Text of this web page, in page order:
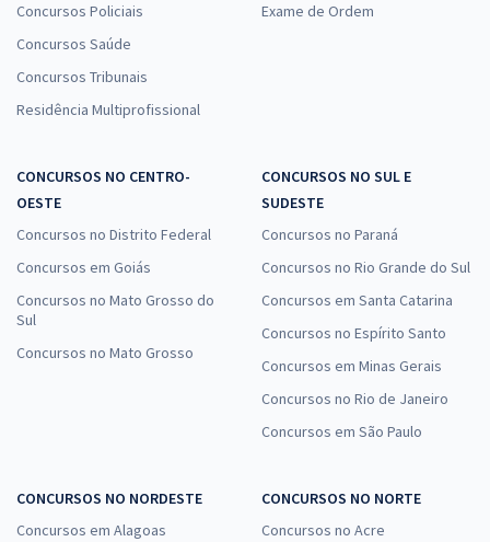
Concursos Policiais
Concursos Saúde
Concursos Tribunais
Residência Multiprofissional
Exame de Ordem
CONCURSOS NO CENTRO-
OESTE
Concursos no Distrito Federal
Concursos em Goiás
Concursos no Mato Grosso do
Sul
Concursos no Mato Grosso
CONCURSOS NO SUL E
SUDESTE
Concursos no Paraná
Concursos no Rio Grande do Sul
Concursos em Santa Catarina
Concursos no Espírito Santo
Concursos em Minas Gerais
Concursos no Rio de Janeiro
Concursos em São Paulo
CONCURSOS NO NORDESTE
Concursos em Alagoas
CONCURSOS NO NORTE
Concursos no Acre